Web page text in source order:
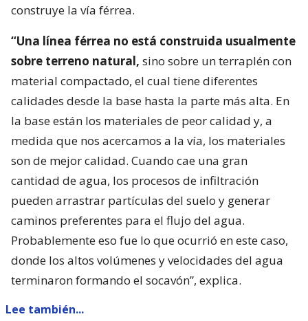
construye la vía férrea.
“Una línea férrea no está construida usualmente
sobre terreno natural, sino sobre un terraplén con
material compactado, el cual tiene diferentes
calidades desde la base hasta la parte más alta. En
la base están los materiales de peor calidad y, a
medida que nos acercamos a la vía, los materiales
son de mejor calidad. Cuando cae una gran
cantidad de agua, los procesos de infiltración
pueden arrastrar partículas del suelo y generar
caminos preferentes para el flujo del agua.
Probablemente eso fue lo que ocurrió en este caso,
donde los altos volúmenes y velocidades del agua
terminaron formando el socavón”, explica.
Lee también...